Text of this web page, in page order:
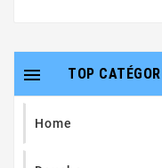
TOP

Home